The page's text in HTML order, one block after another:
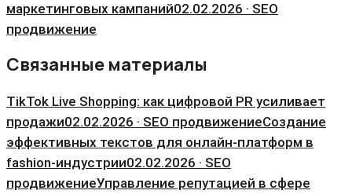
маркетинговых кампаний02.02.2026 · SEO
продвижение
Связанные материалы
TikTok Live Shopping: как цифровой PR усиливает
продажи02.02.2026 · SEO продвижениеСоздание
эффективных текстов для онлайн-платформ в
fashion-индустрии02.02.2026 · SEO
продвижениеУправление репутацией в сфере